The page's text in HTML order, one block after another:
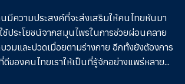
มีความประสงค์ที่จะส่งเสริมให้คนไทยหันมา
ช้ประโยชน์จากสมุนไพรในการช่วยผ่อนคลาย
วมและปวดเมื่อยตามร่างกาย อีกทั้งยังต้องการ
ของคนไทยเราให้เป็นที่รู้จักอย่างแพร่หลาย...